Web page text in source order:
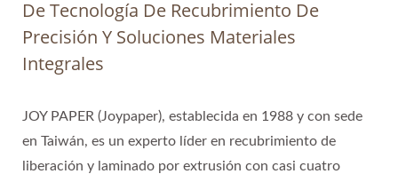
De Tecnología De Recubrimiento De
Precisión Y Soluciones Materiales
Integrales
JOY PAPER (Joypaper), establecida en 1988 y con sede
en Taiwán, es un experto líder en recubrimiento de
liberación y laminado por extrusión con casi cuatro